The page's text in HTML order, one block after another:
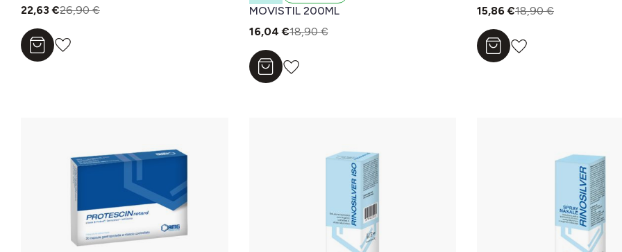
22,63 €26,90 €
Aggiungi al carrello
MOVISTIL 200ML
16,04 €18,90 €
Aggiungi al carrello
15,86 €18,90 €
Aggiungi al carrello